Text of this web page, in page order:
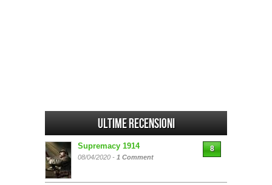
Ultime Recensioni
Supremacy 1914
08/04/2020 - 1 Comment
8